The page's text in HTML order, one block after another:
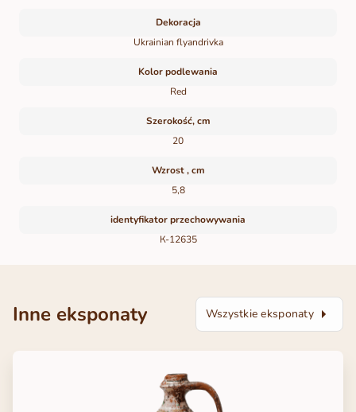
Dekoracja
Ukrainian flyandrivka
Kolor podlewania
Red
Szerokość, cm
20
Wzrost , cm
5,8
identyfikator przechowywania
К-12635
Inne eksponaty Wszystkie eksponaty